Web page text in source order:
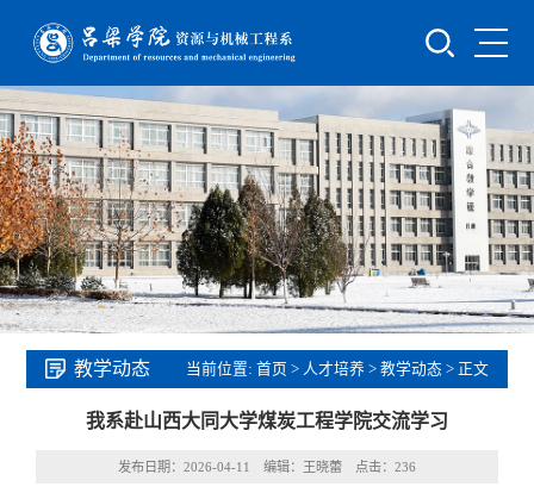
教学动态 当前位置: 首页 > 人才培养 > 教学动态> 正文
我系赴山西大同大学煤炭工程学院交流学习
发布日期：2026-04-11 编辑：王晓蕾 点击： 236